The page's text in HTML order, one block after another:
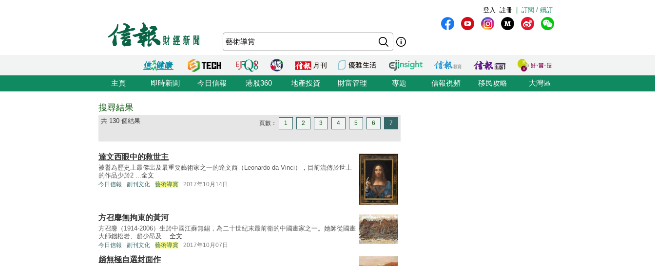
訂閱 / 續訂
註冊
登入
主頁 即時新聞 今日信報 港股360 地產投資 財富管理 專題 信報視頻 移民攻略 大灣區
搜尋結果
共 130 個結果 頁數： 1 2 3 4 5 6 7
達文西眼中的救世主
被譽為歷史上最傑出及最重要藝術家之一的達文西（Leonardo da Vinci），目前流傳於世上
的作品少於2 ...全文
今日信報 副刊文化 藝術導賞 2017年10月14日
方召麐無拘束的黃河
方召麐（1914-2006）生於中國江蘇無錫，為二十世紀末最前衞的中國畫家之一。她師從國畫
大師錢松岩、趙少昂及 ...全文
今日信報 副刊文化 藝術導賞 2017年10月07日
趙無極自選封面作